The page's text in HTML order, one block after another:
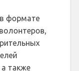
формате
также